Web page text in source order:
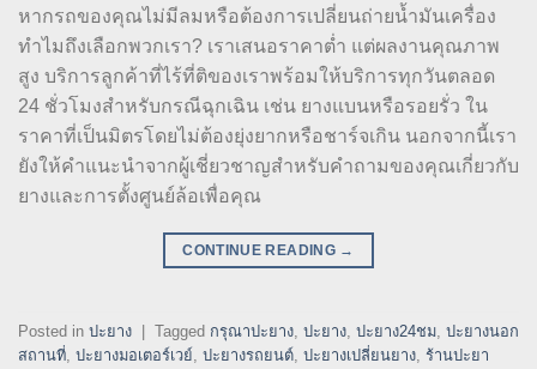
หากรถของคุณไม่มีลมหรือต้องการเปลี่ยนถ่ายน้ำมันเครื่อง
ทำไมถึงเลือกพวกเรา? เราเสนอราคาต่ำ แต่ผลงานคุณภาพ
สูง บริการลูกค้าที่ไร้ที่ติของเราพร้อมให้บริการทุกวันตลอด
24 ชั่วโมงสำหรับกรณีฉุกเฉิน เช่น ยางแบนหรือรอยรั่ว ใน
ราคาที่เป็นมิตรโดยไม่ต้องยุ่งยากหรือชาร์จเกิน นอกจากนี้เรา
ยังให้คำแนะนำจากผู้เชี่ยวชาญสำหรับคำถามของคุณเกี่ยวกับ
ยางและการตั้งศูนย์ล้อเพื่อคุณ
CONTINUE READING →
Posted in ปะยาง Tagged กรุณาปะยาง, ปะยาง, ปะยาง24ชม, ปะยางนอก
สถานที่, ปะยางมอเตอร์เวย์, ปะยางรถยนต์, ปะยางเปลี่ยนยาง, ร้านปะยา